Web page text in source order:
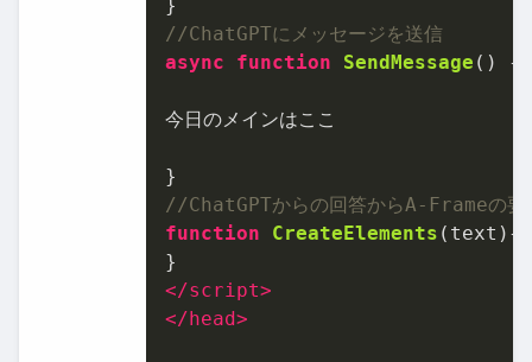
//ChatGPTにメッセージを送信
async
function SendMessage ( ) {
今⽇のメインはここ
//ChatGPTからの回答からA-Frameの要
function
CreateElements ( text ){
</script>
</head>